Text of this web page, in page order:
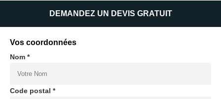
DEMANDEZ UN DEVIS GRATUIT
Vos coordonnées
Nom *
Code postal *